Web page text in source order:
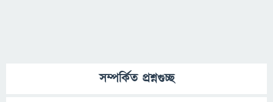
সম্পর্কিত প্রশ্নগুচ্ছ